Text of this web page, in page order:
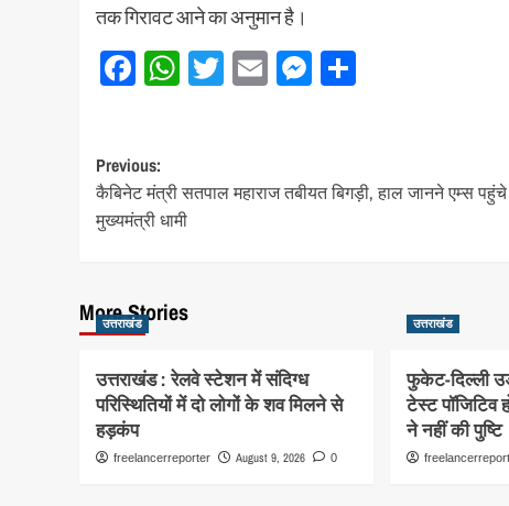
तक गिरावट आने का अनुमान है।
Facebook
WhatsApp
Twitter
EmailMessenger
Post
navigation
Previous:
कैबिनेट मंत्री सतपाल महाराज तबीयत बिगड़ी, हाल जानने एम्स पहुंचे
मुख्यमंत्री धामी
More Stories
उत्तराखंड
उत्तराखंड : रेलवे स्टेशन में संदिग्ध
परिस्थितियों में दो लोगों के शव मिलने से
हड़कंप
freelancerreporter August 9, 2026 0
उत्तराखंड
फुकेट-दिल्ली
टेस्ट पॉजिटिव
ने नहीं की पुष्टि